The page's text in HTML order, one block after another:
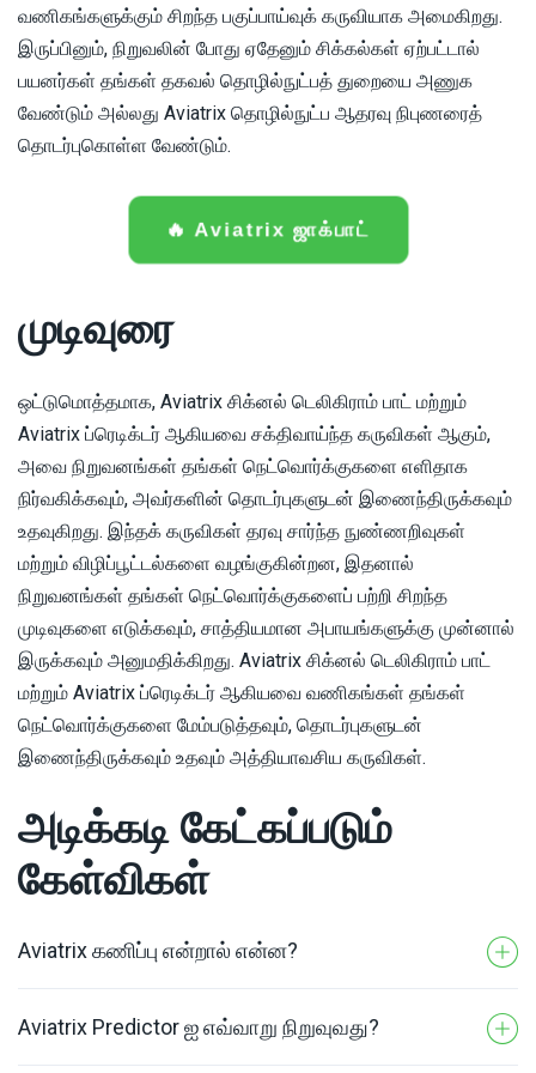
வணிகங்களுக்கும் சிறந்த பகுப்பாய்வுக் கருவியாக அமைகிறது.
இருப்பினும், நிறுவலின் போது ஏதேனும் சிக்கல்கள் ஏற்பட்டால்
பயனர்கள் தங்கள் தகவல் தொழில்நுட்பத் துறையை அணுக
வேண்டும் அல்லது Aviatrix தொழில்நுட்ப ஆதரவு நிபுணரைத்
தொடர்புகொள்ள வேண்டும்.
🔥 Aviatrix ஜாக்பாட்
முடிவுரை
ஒட்டுமொத்தமாக, Aviatrix சிக்னல் டெலிகிராம் பாட் மற்றும்
Aviatrix ப்ரெடிக்டர் ஆகியவை சக்திவாய்ந்த கருவிகள் ஆகும்,
அவை நிறுவனங்கள் தங்கள் நெட்வொர்க்குகளை எளிதாக
நிர்வகிக்கவும், அவர்களின் தொடர்புகளுடன் இணைந்திருக்கவும்
உதவுகிறது. இந்தக் கருவிகள் தரவு சார்ந்த நுண்ணறிவுகள்
மற்றும் விழிப்பூட்டல்களை வழங்குகின்றன, இதனால்
நிறுவனங்கள் தங்கள் நெட்வொர்க்குகளைப் பற்றி சிறந்த
முடிவுகளை எடுக்கவும், சாத்தியமான அபாயங்களுக்கு முன்னால்
இருக்கவும் அனுமதிக்கிறது. Aviatrix சிக்னல் டெலிகிராம் பாட்
மற்றும் Aviatrix ப்ரெடிக்டர் ஆகியவை வணிகங்கள் தங்கள்
நெட்வொர்க்குகளை மேம்படுத்தவும், தொடர்புகளுடன்
இணைந்திருக்கவும் உதவும் அத்தியாவசிய கருவிகள்.
அடிக்கடி கேட்கப்படும்
கேள்விகள்
Aviatrix கணிப்பு என்றால் என்ன?
Aviatrix Predictor என்பது நிறுவனங்கள் தங்கள்
Aviatrix Predictor ஐ எவ்வாறு நிறுவுவது?